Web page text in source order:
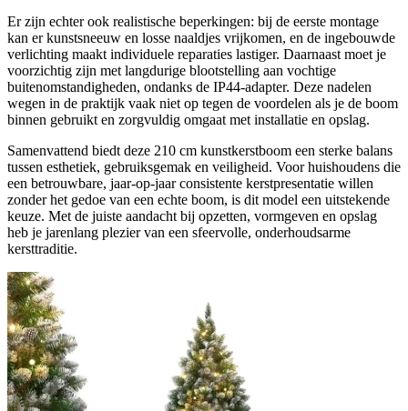
Er zijn echter ook realistische beperkingen: bij de eerste montage
kan er kunstsneeuw en losse naaldjes vrijkomen, en de ingebouwde
verlichting maakt individuele reparaties lastiger. Daarnaast moet je
voorzichtig zijn met langdurige blootstelling aan vochtige
buitenomstandigheden, ondanks de IP44-adapter. Deze nadelen
wegen in de praktijk vaak niet op tegen de voordelen als je de boom
binnen gebruikt en zorgvuldig omgaat met installatie en opslag.
Samenvattend biedt deze 210 cm kunstkerstboom een sterke balans
tussen esthetiek, gebruiksgemak en veiligheid. Voor huishoudens die
een betrouwbare, jaar-op-jaar consistente kerstpresentatie willen
zonder het gedoe van een echte boom, is dit model een uitstekende
keuze. Met de juiste aandacht bij opzetten, vormgeven en opslag
heb je jarenlang plezier van een sfeervolle, onderhoudsarme
kersttraditie.